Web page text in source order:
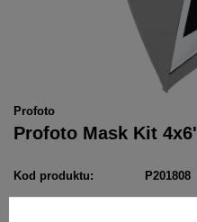
Profoto
Profoto Mask Kit 4x6'
Kod produktu: P201808